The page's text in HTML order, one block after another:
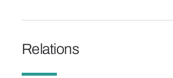
Relations